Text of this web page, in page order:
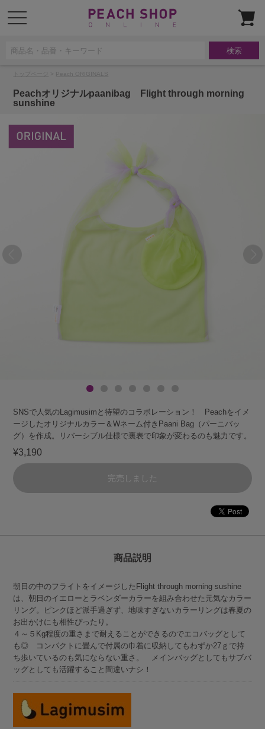
t
o
o
Peach ORIGINALS
Peachオリジナルpaanibag Flight through morning
sunshine
SNSで人気のLagimusimと待望のコラボレーション！ Peachをイメ
ージしたオリジナルカラー＆Wネーム付きPaani Bag（パーニバッ
グ）を作成。リバーシブル仕様で裏表で印象が変わるのも魅力です。
¥3,190
完売しました
商品説明
朝日の中のフライトをイメージしたFlight through morning sushine
は、朝日のイエローとラベンダーカラーを組み合わせた元気なカラー
リング。ピンクほど派手過ぎず、地味すぎないカラーリングは春夏の
お出かけにも相性ぴったり。
４～５Kg程度の重さまで耐えることができるのでエコバッグとして
も◎ コンパクトに畳んで付属の巾着に収納してもわずか27ｇで持
ち歩いているのも気にならない重さ。 メインバッグとしてもサブバ
ッグとしても活躍すること間違いナシ！